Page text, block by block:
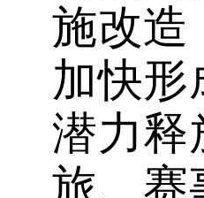
施改造
加快形
潜力释
旅、赛